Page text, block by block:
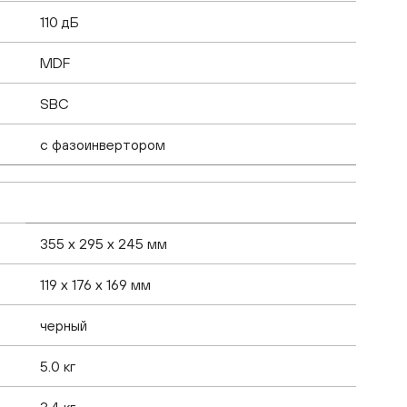
110 дБ
MDF
SBC
с фазоинвертором
355 х 295 х 245 мм
119 x 176 x 169 мм
черный
5.0 кг